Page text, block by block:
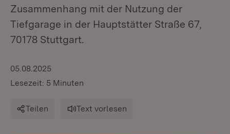
Zusammenhang mit der Nutzung der
Tiefgarage in der Hauptstätter Straße 67,
70178 Stuttgart.
05.08.2025
Lesezeit: 5 Minuten
Teilen Text vorlesen